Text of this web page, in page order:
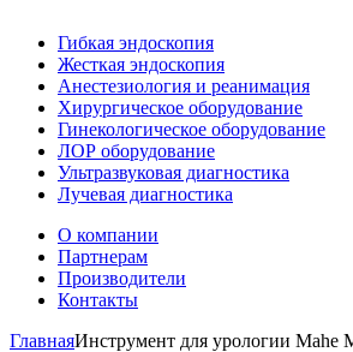
Гибкая эндоскопия
Жесткая эндоскопия
Анестезиология и реанимация
Хирургическое оборудование
Гинекологическое оборудование
ЛОР оборудование
Ультразвуковая диагностика
Лучевая диагностика
О компании
Партнерам
Производители
Контакты
ГлавнаяИнструмент для урологии Mahe